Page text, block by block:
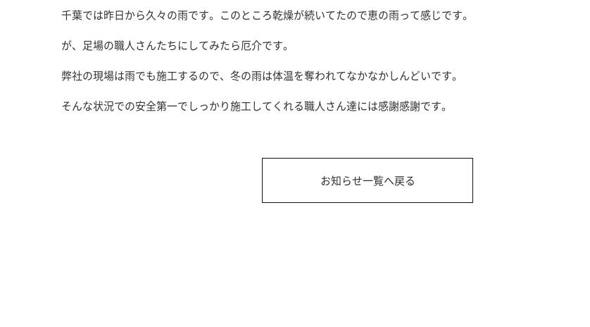
千葉では昨日から久々の雨です。このところ乾燥が続いてたので恵の雨って感じです。
が、足場の職人さんたちにしてみたら厄介です。
弊社の現場は雨でも施工するので、冬の雨は体温を奪われてなかなかしんどいです。
そんな状況での安全第一でしっかり施工してくれる職人さん達には感謝感謝です。
お知らせ一覧へ戻る